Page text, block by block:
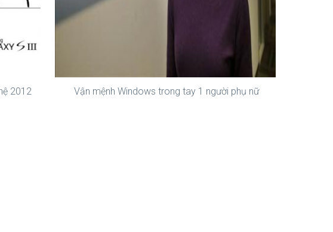
2012 Vận mệnh Windows trong tay 1 người phụ nữ